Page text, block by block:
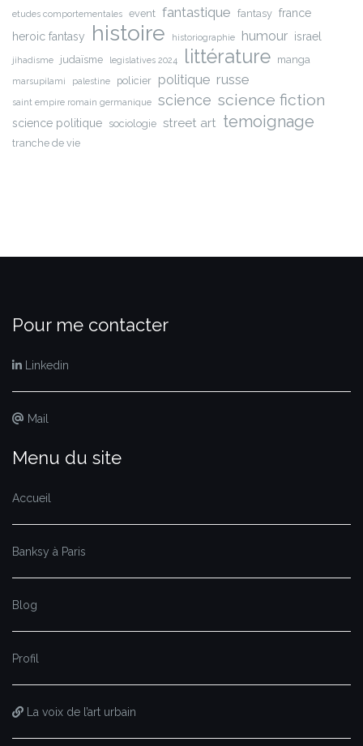
etudes comportementales event fantastique fantasy france
heroic fantasy
histoire historiographie humour israel
jihadisme judaïsme legislatives 2024 littérature manga
marsupilami palestine policier politique russe
saint empire romain germanique science science fiction
science politique sociologie street art temoignage
tranche de vie
Pour me contacter
Linkedin
Mail
Menu du site
Accueil
Banksy à Paris
Blog
Profil
La voix de l’art urbain